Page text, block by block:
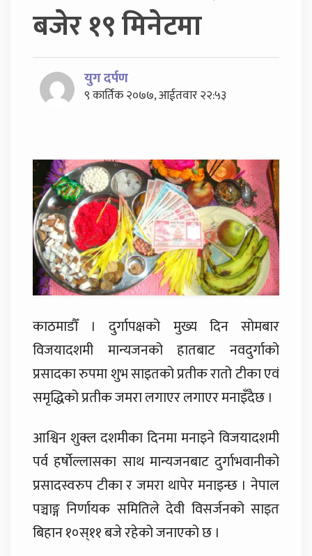
बजेर १९ मिनेटमा
युग दर्पण
९ कार्तिक २०७७, आईतवार २२:५३
काठमाडौँ । दुर्गापक्षको मुख्य दिन सोमबार
विजयादशमी मान्यजनको हातबाट नवदुर्गाको
प्रसादका रुपमा शुभ साइतको प्रतीक रातो टीका एवं
समृद्धिको प्रतीक जमरा लगाएर लगाएर मनाइँदैछ ।
आश्विन शुक्ल दशमीका दिनमा मनाइने विजयादशमी
पर्व हर्षोल्लासका साथ मान्यजनबाट दुर्गाभवानीको
प्रसादस्वरुप टीका र जमरा थापेर मनाइन्छ । नेपाल
पञ्चाङ्ग निर्णायक समितिले देवी विसर्जनको साइत
बिहान १०स्११ बजे रहेको जनाएको छ ।